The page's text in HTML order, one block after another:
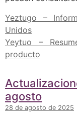
Yeztugo –
Unidos
Yeytuo –
producto
agosto
28 de agosto de 2025